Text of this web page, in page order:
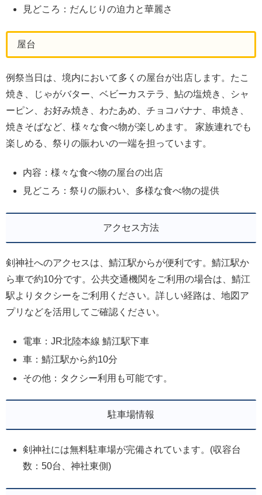
見どころ：だんじりの迫力と華麗さ
屋台
例祭当日は、境内において多くの屋台が出店します。たこ
焼き、じゃがバター、ベビーカステラ、鮎の塩焼き、シャ
ーピン、お好み焼き、わたあめ、チョコバナナ、串焼き、
焼きそばなど、様々な食べ物が楽しめます。 家族連れでも
楽しめる、祭りの賑わいの一端を担っています。
内容：様々な食べ物の屋台の出店
見どころ：祭りの賑わい、多様な食べ物の提供
アクセス方法
剣神社へのアクセスは、鯖江駅からが便利です。鯖江駅か
ら車で約10分です。公共交通機関をご利用の場合は、鯖江
駅よりタクシーをご利用ください。詳しい経路は、地図ア
プリなどを活用してご確認ください。
電車：JR北陸本線 鯖江駅下車
車：鯖江駅から約10分
その他：タクシー利用も可能です。
駐車場情報
剣神社には無料駐車場が完備されています。(収容台
数：50台、神社東側)